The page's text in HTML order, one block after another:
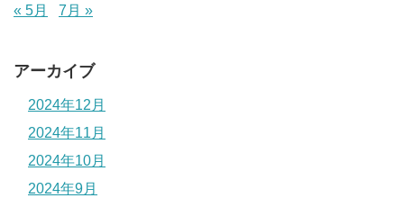
« 5月
7月 »
アーカイブ
2024年12月
2024年11月
2024年10月
2024年9月